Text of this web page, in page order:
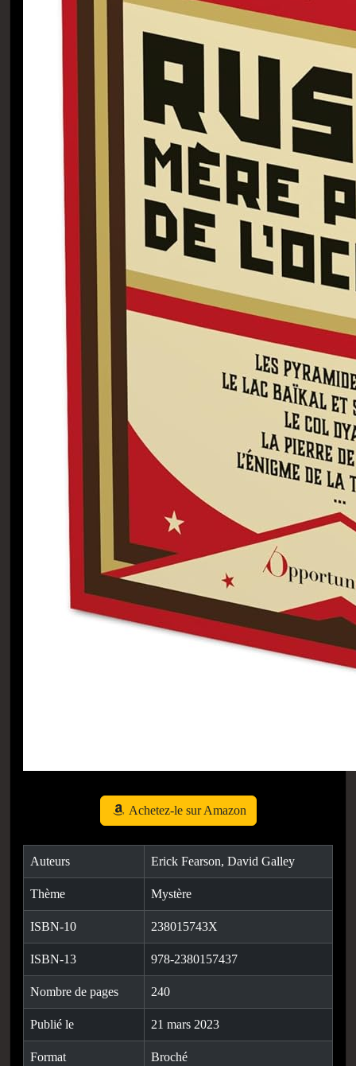
Achetez-le sur Amazon
Auteurs Erick Fearson, David Galley
Thème Mystère
ISBN-10 238015743X
ISBN-13 978-2380157437
Nombre de pages 240
Publié le 21 mars 2023
Format Broché